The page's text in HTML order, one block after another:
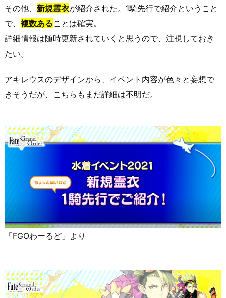
その他、 新規霊衣が紹介された。1騎先行で紹介ということ
で、 複数あることは確実。
詳細情報は随時更新されていくと思うので、注視しておき
たい。
アキレウスのデザインから、イベント内容が色々と妄想で
きそうだが、こちらもまだ詳細は不明だ。
「FGOわーるど」より